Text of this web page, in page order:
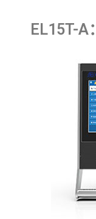
EL15T-A：